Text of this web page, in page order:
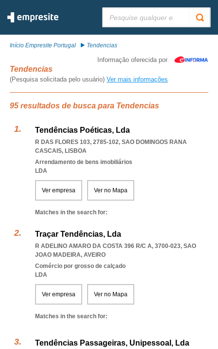
Início Empresite Portugal Tendencias
Informação oferecida por
Tendencias
(Pesquisa solicitada pelo usuário) Ver mais informações
95 resultados de busca para Tendencias
Tendências Poéticas, Lda
R DAS FLORES 103, 2785-102, SAO DOMINGOS RANA
CASCAIS, LISBOA
Arrendamento de bens imobiliários
LDA
Ver empresa Ver no Mapa
Matches in the search for:
Traçar Tendências, Lda
R ADELINO AMARO DA COSTA 396 R/C A, 3700-023, SAO
JOAO MADEIRA, AVEIRO
Comércio por grosso de calçado
LDA
Ver empresa Ver no Mapa
Matches in the search for:
Tendências Passageiras, Unipessoal, Lda